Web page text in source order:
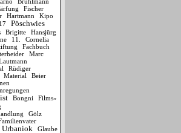
Fischer
Hartmann Kipo
Pöschwies
Brigitte
Hansjürg
11.
Cornelia
Fachbuch
Marc
Rüdiger
Material
Beier
ist Bongni
Films»
Gölz
Urbaniok
Glaube